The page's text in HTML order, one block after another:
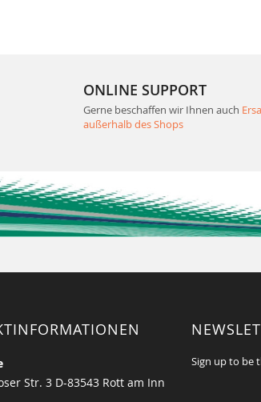
ONLINE SUPPORT
Gerne beschaffen wir Ihnen auch
außerhalb des Shops
Str. 3 D-83543 Rott am Inn
Sign up to be